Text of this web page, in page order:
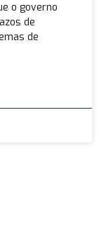
o governo
de
de